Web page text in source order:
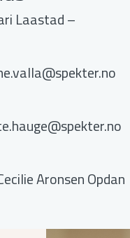
Laastad –
Aronsen Opdan